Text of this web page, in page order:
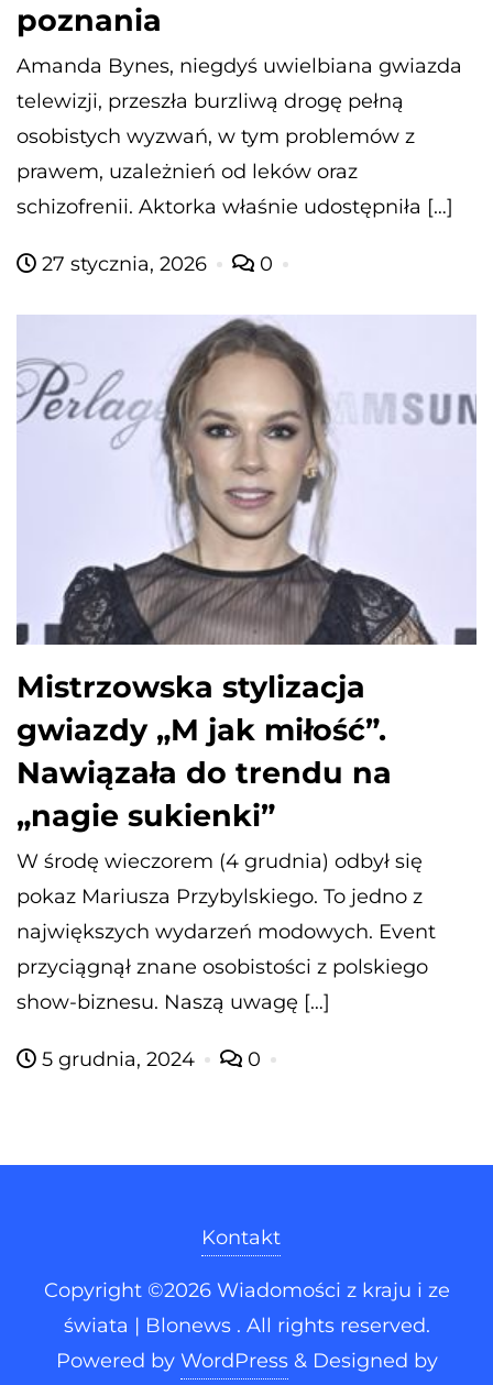
poznania
Amanda Bynes, niegdyś uwielbiana gwiazda
telewizji, przeszła burzliwą drogę pełną
osobistych wyzwań, w tym problemów z
prawem, uzależnień od leków oraz
schizofrenii. Aktorka właśnie udostępniła […]
27 stycznia, 2026 0
Mistrzowska stylizacja
gwiazdy „M jak miłość”.
Nawiązała do trendu na
„nagie sukienki”
W środę wieczorem (4 grudnia) odbył się
pokaz Mariusza Przybylskiego. To jedno z
największych wydarzeń modowych. Event
przyciągnął znane osobistości z polskiego
show-biznesu. Naszą uwagę […]
5 grudnia, 2024 0
Kontakt
Copyright ©2026 Wiadomości z kraju i ze
świata | Blonews . All rights reserved.
Powered by WordPress & Designed by